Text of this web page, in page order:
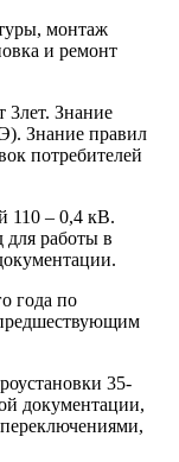
монтаж
и ремонт
3лет. Знание
Знание правил
потребителей
110 – 0,4 кВ.
для работы в
года по
35-
документации,